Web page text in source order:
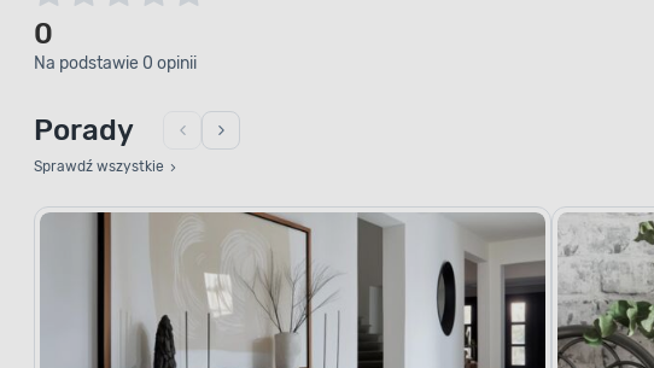
0
Na podstawie 0 opinii
Porady
Sprawdź wszystkie